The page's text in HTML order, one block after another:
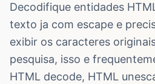
Decodifique entidades
texto ja com escape e
exibir os caracteres
pesquisa, isso e
HTML decode, HTML